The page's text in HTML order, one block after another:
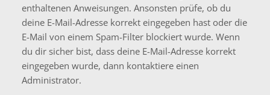
enthaltenen Anweisungen. Ansonsten prüfe, ob du
deine E-Mail-Adresse korrekt eingegeben hast oder die
E-Mail von einem Spam-Filter blockiert wurde. Wenn
du dir sicher bist, dass deine E-Mail-Adresse korrekt
eingegeben wurde, dann kontaktiere einen
Administrator.